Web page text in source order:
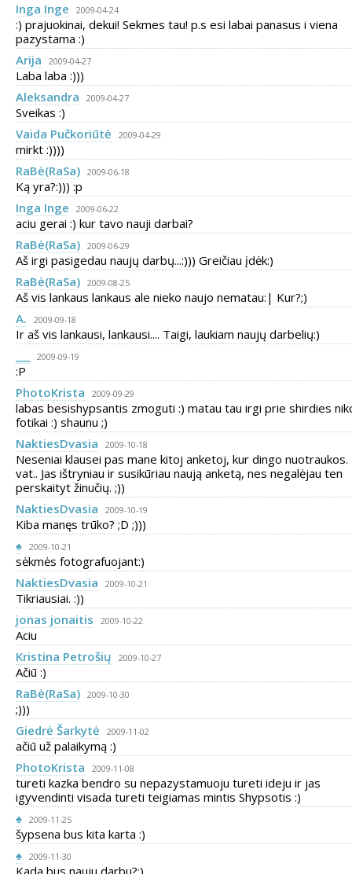
Inga Inge
2009-04-24
:) prajuokinai, dekui! Sekmes tau! p.s esi labai panasus i viena
pazystama :)
Arija
2009-04-27
Laba laba :)))
Aleksandra
2009-04-27
Sveikas :)
Vaida Pučkoriūtė
2009-04-29
mirkt :))))
RaBė(RaSa) 2009-06-18
Ką yra?:))) :p
Inga Inge
2009-06-22
aciu gerai :) kur tavo nauji darbai?
RaBė(RaSa) 2009-06-29
Aš irgi pasigedau naujų darbų...:))) Greičiau įdėk:)
RaBė(RaSa) 2009-08-25
Aš vis lankaus lankaus ale nieko naujo nematau:| Kur?;)
A.
2009-09-18
Ir aš vis lankausi, lankausi.... Taigi, laukiam naujų darbelių:)
2009-09-19
:P
PhotoKrista
2009-09-29
labas besishypsantis zmoguti :) matau tau irgi prie shirdies
fotikai :) shaunu ;)
NaktiesDvasia
2009-10-18
Neseniai klausei pas mane kitoj anketoj, kur dingo nuotraukos.
vat.. Jas ištryniau ir susikūriau naują anketą, nes negalėjau ten
perskaityt žinučių. ;))
NaktiesDvasia
2009-10-19
Kiba manęs trūko? ;D ;)))
♠ 2009-10-21
sėkmės fotografuojant:)
NaktiesDvasia
2009-10-21
Tikriausiai. :))
jonas jonaitis
2009-10-22
Aciu
Kristina Petrošių
2009-10-27
Ačiū :)
RaBė(RaSa) 2009-10-30
;)))
Giedrė Šarkytė
2009-11-02
ačiū už palaikymą :)
PhotoKrista
2009-11-08
tureti kazka bendro su nepazystamuoju tureti ideju ir jas
igyvendinti visada tureti teigiamas mintis Shypsotis :)
♠ 2009-11-25
šypsena bus kita karta :)
♠ 2009-11-30
Kada bus nauju darbu?:)